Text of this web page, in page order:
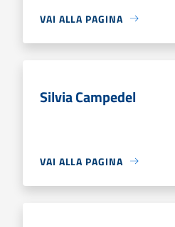
VAI ALLA PAGINA
Silvia Campedel
VAI ALLA PAGINA